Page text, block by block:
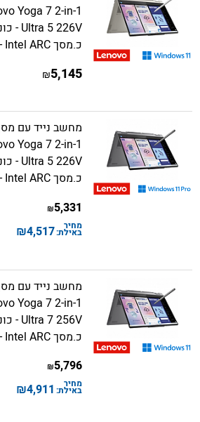
כ.מסך Intel ARC - אפור בהיר
5,145
₪
כ.מסך Intel ARC - אפור
5,331
₪
מחיר
באילת:4,517
₪
כ.מסך Intel ARC - אפור
5,796
₪
מחיר
באילת: 4,911
₪